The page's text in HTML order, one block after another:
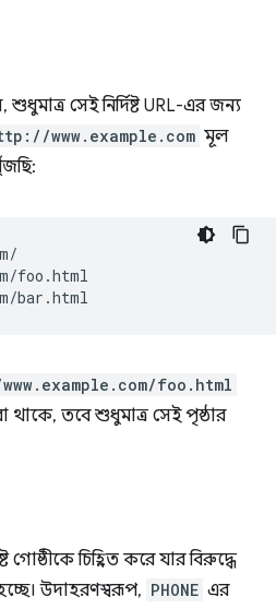
সেই নির্দিষ্ট URL-এর জন্য
www.example.com মূল
foo.html
foo.html
তবে শুধুমাত্র সেই পৃষ্ঠার
গোষ্ঠীকে চিহ্নিত করে যার বিরুদ্ধে
উদাহরণস্বরূপ, PHONE এর